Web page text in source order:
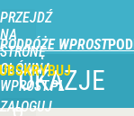
PRZEJDŹ
NA
STRONĘ
GŁÓWNĄ
WPROST.PL
PODRÓŻE WPROST
ZALOGUJ
OKAZJE